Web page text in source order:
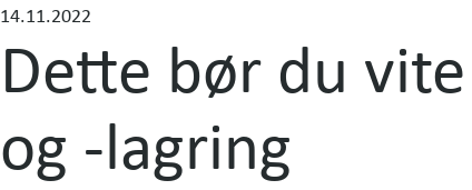
14.11.2022
Dette bør du
og -lagring